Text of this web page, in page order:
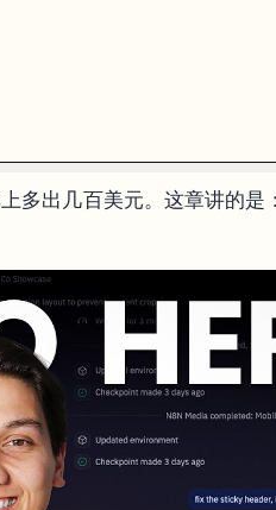
文件来"训练" Agent 的行为模式。
目录。
出几百美元。这章讲的是